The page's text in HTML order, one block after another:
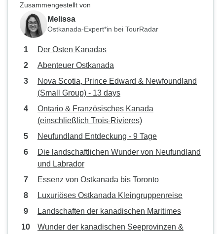
Zusammengestellt von
Melissa
Ostkanada-Expert*in bei TourRadar
Der Osten Kanadas
Abenteuer Ostkanada
Nova Scotia, Prince Edward & Newfoundland
(Small Group) - 13 days
Ontario & Französisches Kanada
(einschließlich Trois-Rivieres)
Neufundland Entdeckung - 9 Tage
Die landschaftlichen Wunder von Neufundland
und Labrador
Essenz von Ostkanada bis Toronto
Luxuriöses Ostkanada Kleingruppenreise
Landschaften der kanadischen Maritimes
Wunder der kanadischen Seeprovinzen &